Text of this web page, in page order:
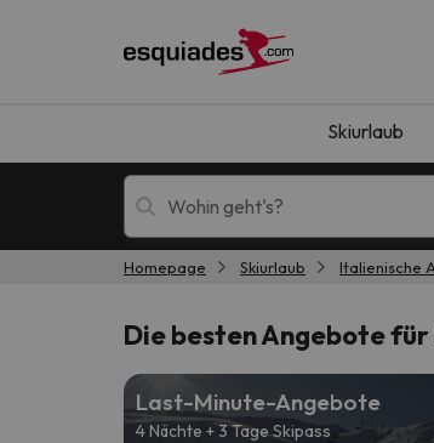
Skiurlaub
Homepage Skiurlaub Italienische
Die besten Angebote
Last-Minute-Angebote
4 Nächte + 3 Tage Skipass